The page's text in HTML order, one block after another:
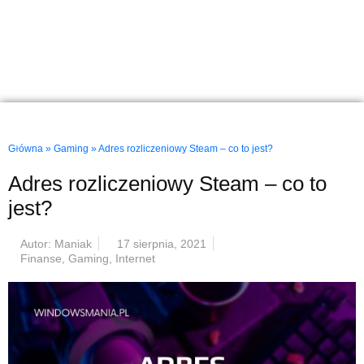
Główna » Gaming »Adres rozliczeniowy Steam – co to jest?
Adres rozliczeniowy Steam – co to
jest?
Autor: Maniak
17 sierpnia, 2021
Finanse Gaming Internet